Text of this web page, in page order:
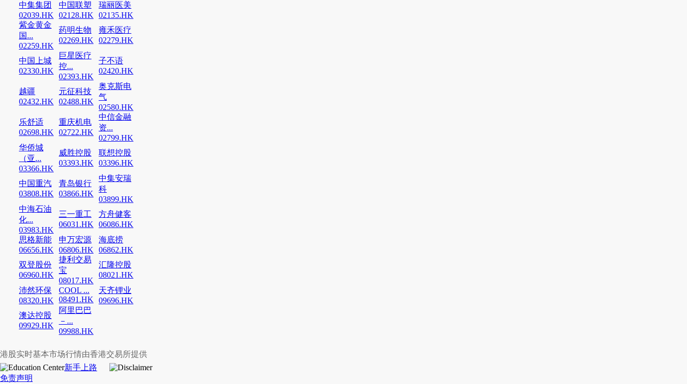
中集集团
02039.HK
中国联塑
02128.HK
瑞丽医美
02135.HK
紫金黄金
国...
02259.HK
药明生物
02269.HK
雍禾医疗
02279.HK
中国上城
02330.HK
巨星医疗
控...
02393.HK
子不语
02420.HK
越疆
02432.HK
元征科技
02488.HK
奥克斯电
气
02580.HK
乐舒适
02698.HK
重庆机电
02722.HK
中信金融
资...
02799.HK
华侨城
（亚...
03366.HK
威胜控股
03393.HK
联想控股
03396.HK
中国重汽
03808.HK
青岛银行
03866.HK
中集安瑞
科
03899.HK
中海石油
化...
03983.HK
三一重工
06031.HK
方舟健客
06086.HK
思格新能
06656.HK
申万宏源
06806.HK
海底捞
06862.HK
双登股份
06960.HK
捷利交易
宝
08017.HK
汇隆控股
08021.HK
沛然环保
08320.HK
COOL ...
08491.HK
天齐锂业
09696.HK
澳达控股
09929.HK
阿里巴巴
－...
09988.HK
港股实时基本市场行情由香港交易所提供
新手上路
免责声明